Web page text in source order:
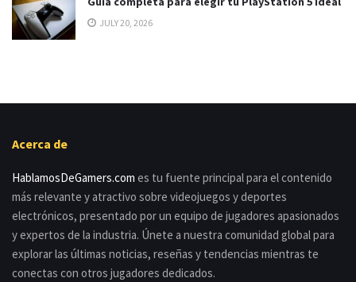
JULY 20, 2026
Acerca de
HablamosDeGamers.com es tu fuente principal para el contenido
más relevante y atractivo sobre videojuegos y deportes
electrónicos, presentado por un equipo de jugadores apasionados
y expertos de la industria. Únete a nuestra comunidad global para
explorar las últimas noticias, reseñas y tendencias mientras te
conectas con otros jugadores dedicados.